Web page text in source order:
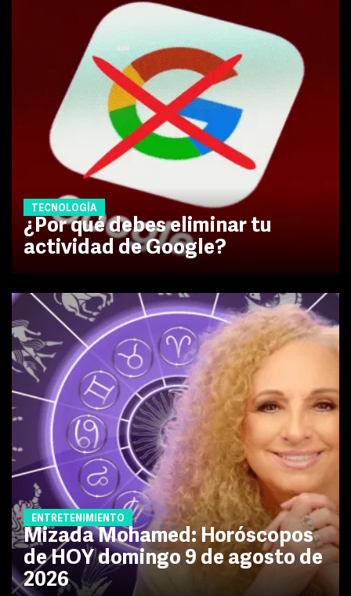
TECNOLOGÍA
¿Por qué debes eliminar tu
actividad de Google?
ENTRETENIMIENTO
Mizada Mohamed: Horóscopos
de HOY domingo 9 de agosto de
2026